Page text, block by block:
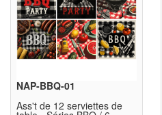
NAP-BBQ-01
Ass't de 12 serviettes de